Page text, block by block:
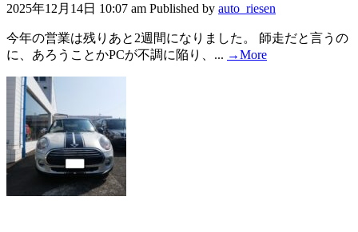
2025年12月14日 10:07 am Published by auto_riesen
今年の営業は残りあと2週間になりました。 師走だと言うの
に、あろうことかPCが不調に陥り、... →More